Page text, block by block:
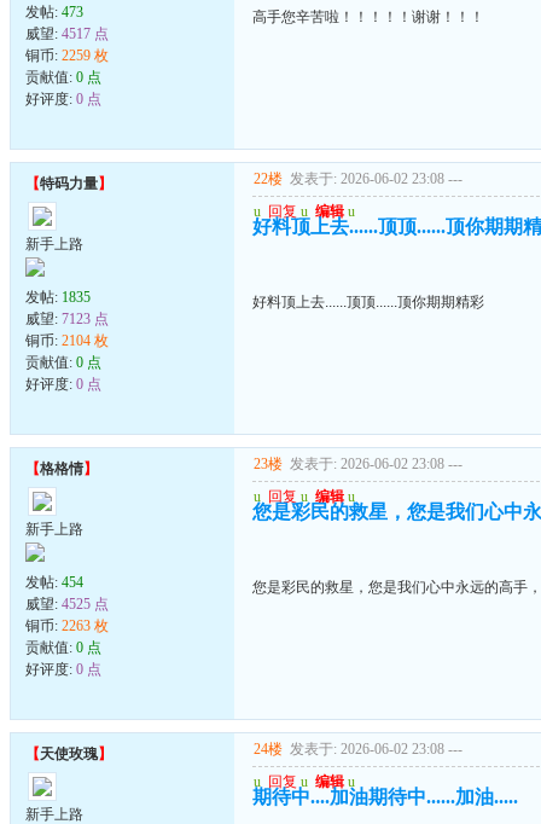
发帖: 473
威望: 4517 点
铜币: 2259 枚
贡献值: 0 点
好评度: 0 点
高手您辛苦啦！！！！！谢谢！！！
【特码力量】
新手上路
发帖: 1835
威望: 7123 点
铜币: 2104 枚
贡献值: 0 点
好评度: 0 点
22楼 发表于: 2026-06-02 23:08 ---
u 回复 u 编辑 u
好料顶上去......顶顶......顶你期期
好料顶上去......顶顶......顶你期期精彩
【格格情】
新手上路
发帖: 454
威望: 4525 点
铜币: 2263 枚
贡献值: 0 点
好评度: 0 点
23楼 发表于: 2026-06-02 23:08 ---
u 回复 u 编辑 u
您是彩民的救星，您是我们心中
您是彩民的救星，您是我们心中永远的高手
【天使玫瑰】
新手上路
24楼 发表于: 2026-06-02 23:08 ---
u 回复 u 编辑 u
期待中....加油期待中......加油.....